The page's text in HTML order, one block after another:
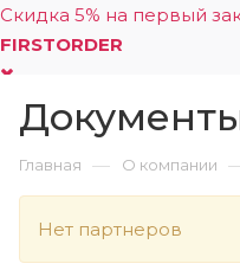
Скидка 5% на первый
FIRSTORDER
Главная — О компании
Нет партнеров